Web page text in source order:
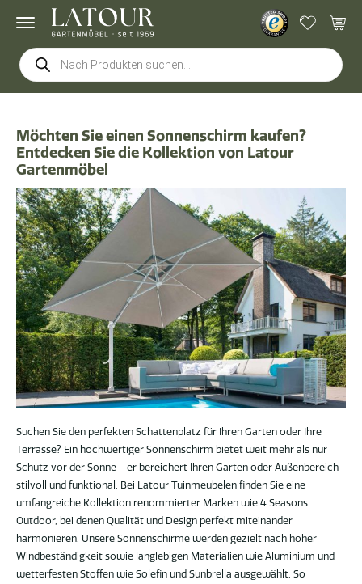
Products
search
Möchten Sie einen Sonnenschirm kaufen?
Entdecken Sie die Kollektion von Latour
Gartenmöbel
Suchen Sie den perfekten Schattenplatz für Ihren Garten oder Ihre
Terrasse? Ein hochwertiger Sonnenschirm bietet weit mehr als nur
Schutz vor der Sonne – er bereichert Ihren Garten oder Außenbereich
stilvoll und funktional. Bei Latour Tuinmeubelen finden Sie eine
umfangreiche Kollektion renommierter Marken wie 4 Seasons
Outdoor, bei denen Qualität und Design perfekt miteinander
harmonieren. Unsere Sonnenschirme werden gezielt nach hoher
Windbeständigkeit sowie langlebigen Materialien wie Aluminium und
wetterfesten Stoffen wie Solefin und Sunbrella ausgewählt. So